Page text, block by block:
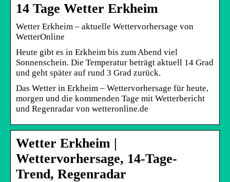
14 Tage Wetter Erkheim
Wetter Erkheim – aktuelle Wettervorhersage von
WetterOnline
Heute gibt es in Erkheim bis zum Abend viel
Sonnenschein. Die Temperatur beträgt aktuell 14 Grad
und geht später auf rund 3 Grad zurück.
Das Wetter in Erkheim – Wettervorhersage für heute,
morgen und die kommenden Tage mit Wetterbericht
und Regenradar von wetteronline.de
Wetter Erkheim |
Wettervorhersage, 14-Tage-
Trend, Regenradar